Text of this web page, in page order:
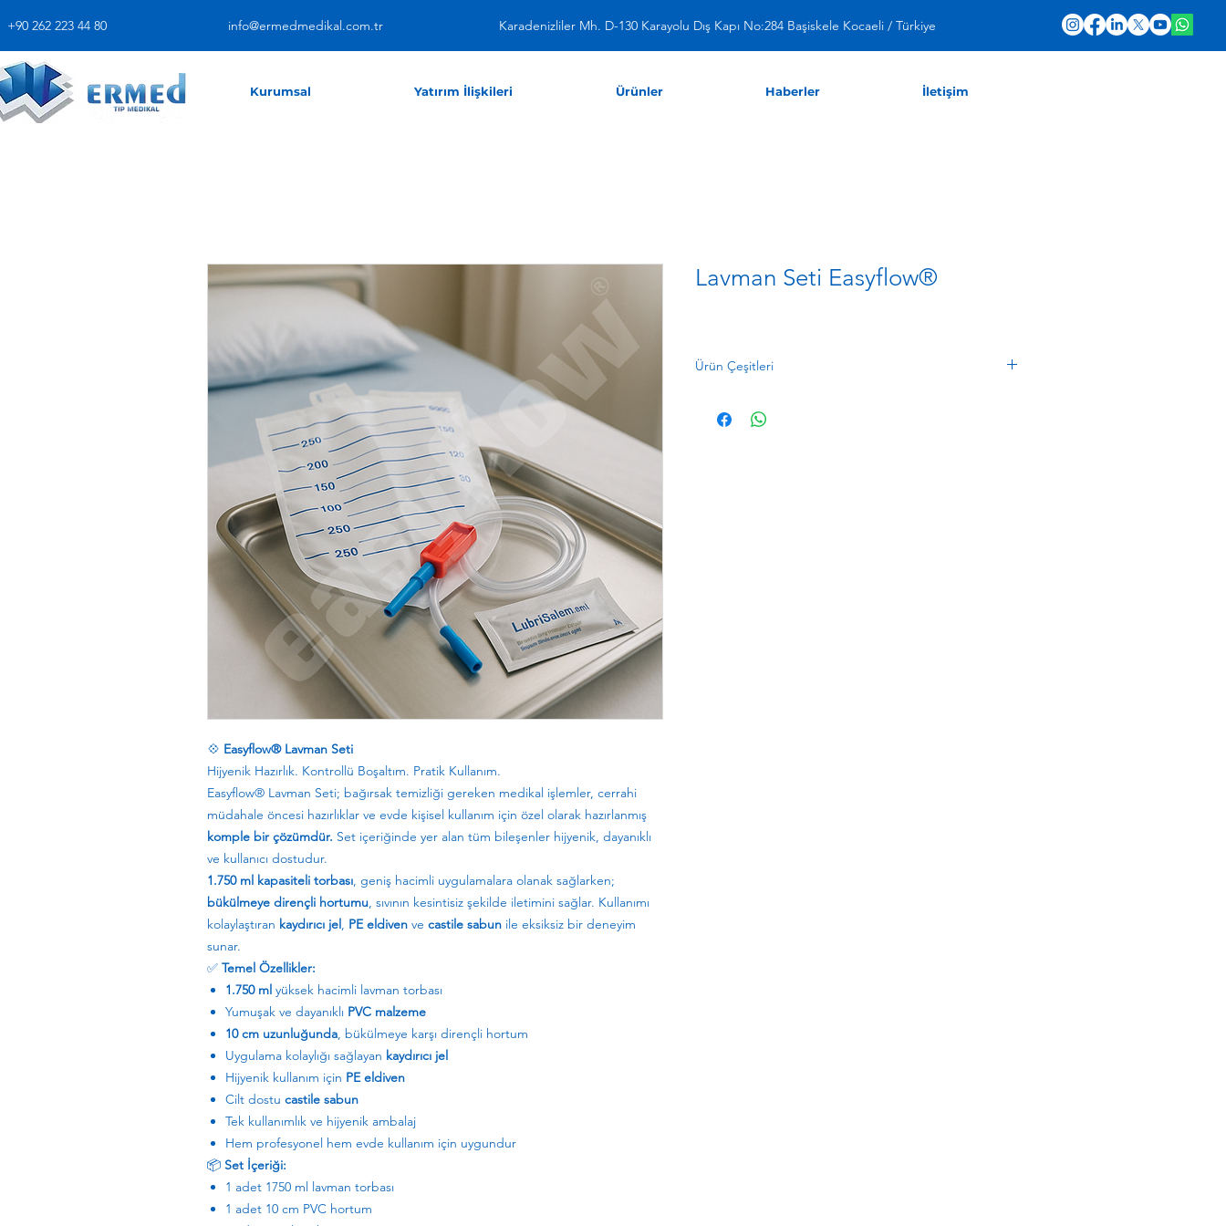
+90 262 223 44 80 info@ermedmedikal.com.tr Karadenizliler Mh. D-130 Karayolu Dış Kapı No:284 Başiskele Kocaeli / Türkiye
Kurumsal Yatırım İlişkileri Ürünler Haberler İletişim
💠 Easyflow® Lavman Seti
Hijyenik Hazırlık. Kontrollü Boşaltım. Pratik Kullanım.
Easyflow® Lavman Seti; bağırsak temizliği gereken medikal işlemler, cerrahi
müdahale öncesi hazırlıklar ve evde kişisel kullanım için özel olarak hazırlanmış
komple bir çözümdür. Set içeriğinde yer alan tüm bileşenler hijyenik, dayanıklı
ve kullanıcı dostudur.
1.750 ml kapasiteli torbası, geniş hacimli uygulamalara olanak sağlarken;
bükülmeye dirençli hortumu, sıvının kesintisiz şekilde iletimini sağlar. Kullanımı
kolaylaştıran kaydırıcı jel, PE eldiven ve castile sabun ile eksiksiz bir deneyim
sunar.
✅ Temel Özellikler:
1.750 ml yüksek hacimli lavman torbası
Yumuşak ve dayanıklı PVC malzeme
10 cm uzunluğunda, bükülmeye karşı dirençli hortum
Uygulama kolaylığı sağlayan kaydırıcı jel
Hijyenik kullanım için PE eldiven
Cilt dostu castile sabun
Tek kullanımlık ve hijyenik ambalaj
Hem profesyonel hem evde kullanım için uygundur
📦 Set İçeriği:
1 adet 1750 ml lavman torbası
1 adet 10 cm PVC hortum
Lavman Seti Easyflow®
Ürün Çeşitleri
STOK
KODU